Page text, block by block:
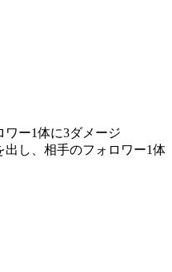
ー1体に3ダメージ
し、相手のフォロワー1体